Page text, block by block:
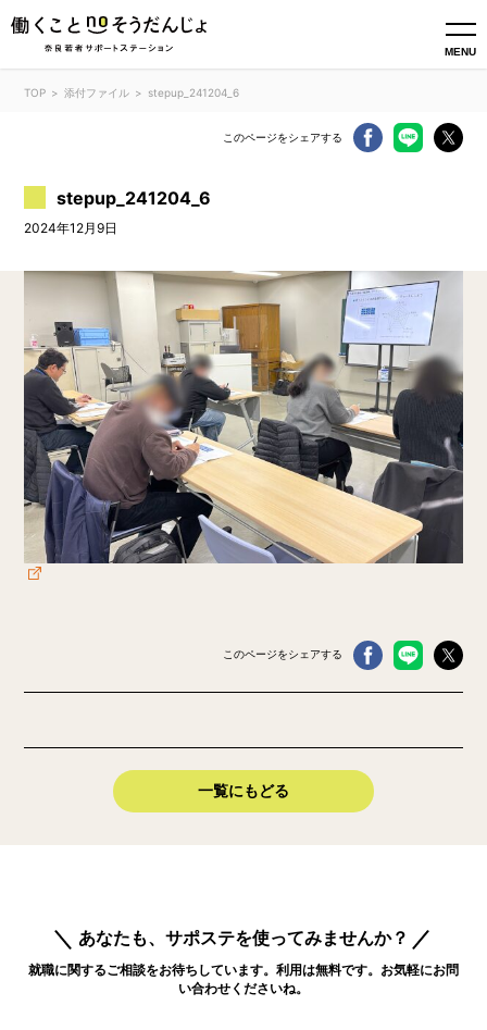
MENU
TOP 添付ファイル stepup_241204_6
このページをシェアする
stepup_241204_6
2024年12月9日
このページをシェアする
一覧にもどる
あなたも、サポステを使ってみませんか？
就職に関するご相談をお待ちしています。利用は無料です。お気軽にお問
い合わせくださいね。